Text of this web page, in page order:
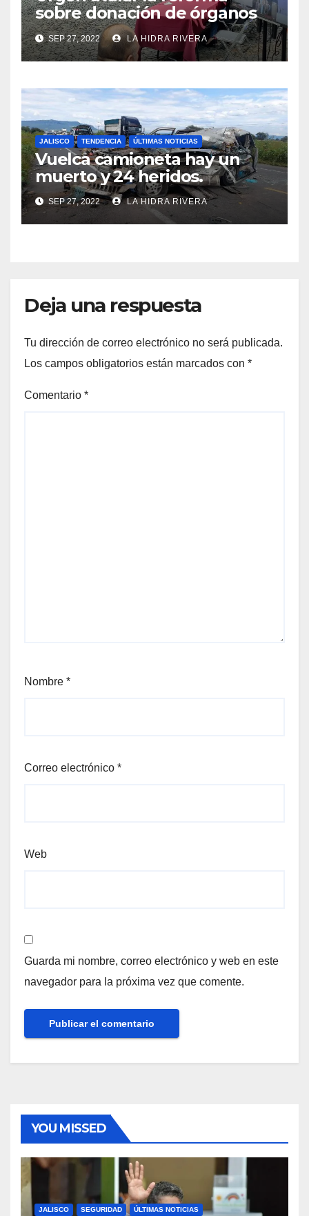
sobre donación de órganos
en Jalisco.
SEP 27, 2022 LA HIDRA RIVERA
JALISCO TENDENCIA ÚLTIMAS NOTICIAS
Vuelca camioneta hay un
muerto y 24 heridos.
SEP 27, 2022 LA HIDRA RIVERA
Deja una respuesta
Tu dirección de correo electrónico no será publicada.
Los campos obligatorios están marcados con *
Comentario *
Nombre *
Correo electrónico *
Web
Guarda mi nombre, correo electrónico y web en este
navegador para la próxima vez que comente.
YOU MISSED
JALISCO SEGURIDAD ÚLTIMAS NOTICIAS